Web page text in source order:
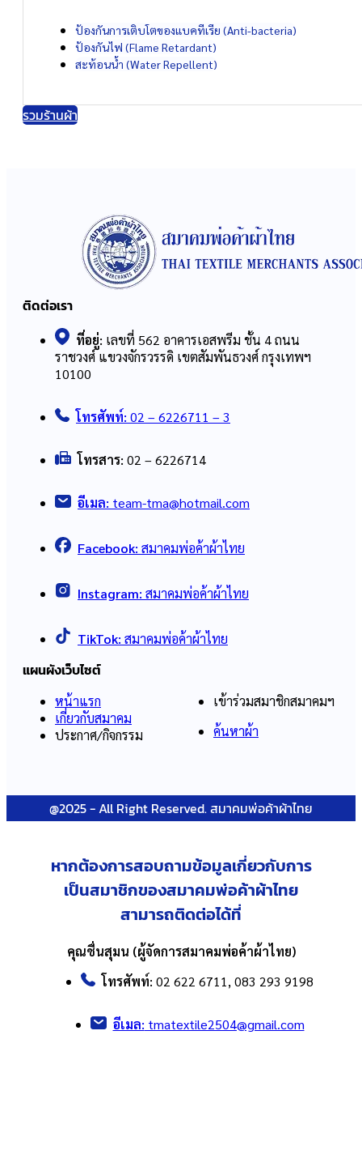
ป้องกันการเติบโตของแบคทีเรีย (Anti-bacteria)
ป้องกันไฟ (Flame Retardant)
สะท้อนน้ำ (Water Repellent)
รวมร้านผ้า
ติดต่อเรา
ที่อยู่: เลขที่ 562 อาคารเอสพรีม ชั้น 4 ถนน
ราชวงศ์ แขวงจักรวรรดิ เขตสัมพันธวงศ์ กรุงเทพฯ
10100
โทรศัพท์: 02 – 6226711 – 3
โทรสาร: 02 – 6226714
อีเมล: team-tma@hotmail.com
Facebook: สมาคมพ่อค้าผ้าไทย
Instagram: สมาคมพ่อค้าผ้าไทย
TikTok: สมาคมพ่อค้าผ้าไทย
แผนผังเว็บไซต์
หน้าแรก
เกี่ยวกับสมาคม
ประกาศ/กิจกรรม
เข้าร่วมสมาชิกสมาคมฯ
ค้นหาผ้า
@2025 - All Right Reserved. สมาคมพ่อค้าผ้าไทย
หากต้องการสอบถามข้อมูลเกี่ยวกับการ
เป็นสมาชิกของสมาคมพ่อค้าผ้าไทย
สามารถติดต่อได้ที่
คุณชื่นสุมน (ผู้จัดการสมาคมพ่อค้าผ้าไทย)
โทรศัพท์: 02 622 6711, 083 293 9198
อีเมล: tmatextile2504@gmail.com